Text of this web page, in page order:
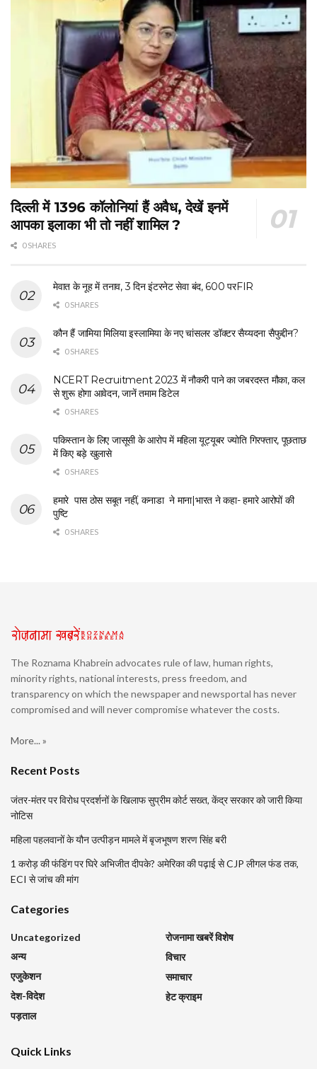
दिल्ली में 1396 कॉलोनियां हैं अवैध, देखें इनमें
आपका इलाका भी तो नहीं शामिल ?
0 SHARES
मेवात के नूह में तनाव, 3 दिन इंटरनेट सेवा बंद, 600 परFIR
0 SHARES
कौन हैं जामिया मिलिया इस्लामिया के नए चांसलर डॉक्टर सैय्यदना सैफुद्दीन?
0 SHARES
NCERT Recruitment 2023 में नौकरी पाने का जबरदस्त मौका, कल
से शुरू होगा आवेदन, जानें तमाम डिटेल
0 SHARES
पकिस्तान के लिए जासूसी के आरोप में महिला यूट्यूबर ज्योति गिरफ्तार, पूछताछ
में किए बड़े खुलासे
0 SHARES
हमारे पास ठोस सबूत नहीं, कनाडा ने माना|भारत ने कहा- हमारे आरोपों की
पुष्टि
0 SHARES
The Roznama Khabrein advocates rule of law, human rights,
minority rights, national interests, press freedom, and
transparency on which the newspaper and newsportal has never
compromised and will never compromise whatever the costs.
More... »
Recent Posts
जंतर-मंतर पर विरोध प्रदर्शनों के खिलाफ सुप्रीम कोर्ट सख्त, केंद्र सरकार को जारी किया
नोटिस
महिला पहलवानों के यौन उत्पीड़न मामले में बृजभूषण शरण सिंह बरी
1 करोड़ की फंडिंग पर घिरे अभिजीत दीपके? अमेरिका की पढ़ाई से CJP लीगल फंड तक,
ECI से जांच की मांग
Categories
Uncategorized
अन्य
एजुकेशन
देश-विदेश
पड़ताल
रोजनामा खबरें विशेष
विचार
समाचार
हेट क्राइम
Quick Links